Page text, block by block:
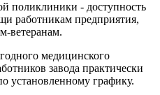
поликлиники - доступность
работникам предприятия,
ветеранам.
медицинского
завода практически
установленному графику.